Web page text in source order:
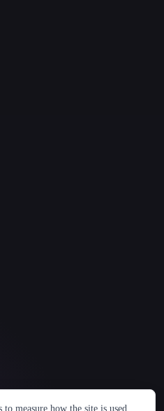
measure how the site is used.